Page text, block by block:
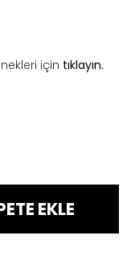
için tıklayın.
EKLE